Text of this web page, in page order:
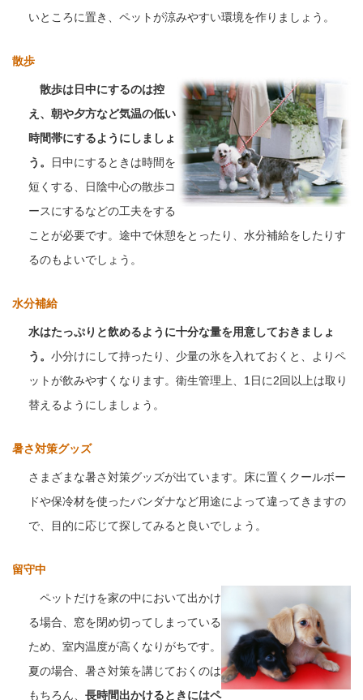
いところに置き、ペットが涼みやすい環境を作りましょう。
散歩
散歩は日中にするのは控
え、朝や夕方など気温の低い
時間帯にするようにしましょ
う。
日中にするときは時間を
短くする、日陰中心の散歩コ
ースにするなどの工夫をする
ことが必要です。途中で休憩をとったり、水分補給をしたりす
るのもよいでしょう。
水分補給
水はたっぷりと飲めるように十分な量を用意しておきましょ
う。 小分けにして持ったり、少量の氷を入れておくと、よりペ
ットが飲みやすくなります。衛生管理上、1日に2回以上は取り
替えるようにしましょう。
暑さ対策グッズ
さまざまな暑さ対策グッズが出ています。床に置くクールボー
ドや保冷材を使ったバンダナなど用途によって違ってきますの
で、目的に応じて探してみると良いでしょう。
留守中
ペットだけを家の中において出かけ
る場合、窓を閉め切ってしまっている
ため、室内温度が高くなりがちです。
夏の場合、暑さ対策を講じておくのは
もちろん、 長時間出かけるときにはペ